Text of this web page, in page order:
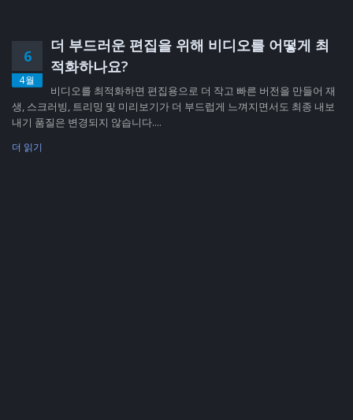
6
4월
더 부드러운 편집을 위해 비디오를 어떻게 최
적화하나요?
비디오를 최적화하면 편집용으로 더 작고 빠른 버전을 만들어 재
생, 스크러빙, 트리밍 및 미리보기가 더 부드럽게 느껴지면서도 최종 내보
내기 품질은 변경되지 않습니다....
더 읽기